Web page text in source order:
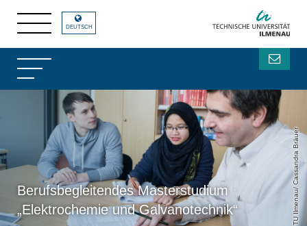
Berufsbegleitendes Masterstudium
„Elektrochemie und Galvanotechnik“
TU Ilmenau/ Cassandra Bräuer
DEUTSCH